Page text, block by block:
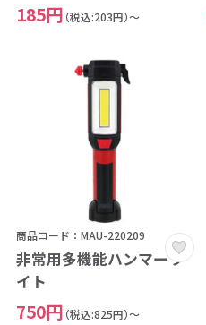
185円 （税込:203円）～
商品コード：MAU-220209
非常用多機能ハンマーラ
イト
750円 （税込:825円）～